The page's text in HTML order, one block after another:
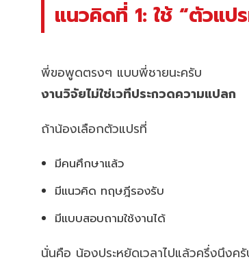
แนวคิดที่ 1: ใช้ “ตัวแป
พี่ขอพูดตรงๆ แบบพี่ชายนะครับ
งานวิจัยไม่ใช่เวทีประกวดความแปลก
ถ้าน้องเลือกตัวแปรที่
มีคนศึกษาแล้ว
มีแนวคิด ทฤษฎีรองรับ
มีแบบสอบถามใช้งานได้
นั่นคือ น้องประหยัดเวลาไปแล้วครึ่งนึงค